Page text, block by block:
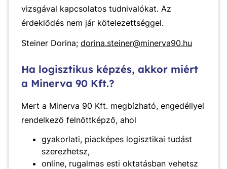
vizsgával kapcsolatos tudnivalókat. Az
érdeklődés nem jár kötelezettséggel.
Steiner Dorina; dorina.steiner@minerva90.hu
Ha logisztikus képzés, akkor miért
a Minerva 90 Kft.?
Mert a Minerva 90 Kft. megbízható, engedéllyel
rendelkező felnőttképző, ahol
gyakorlati, piacképes logisztikai tudást
szerezhetsz,
online, rugalmas esti oktatásban vehetsz